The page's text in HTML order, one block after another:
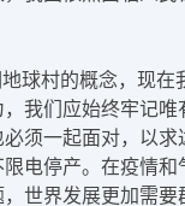
球村的概念，现
我们应始终牢记
须一起面对，以
电停产。在疫情
世界发展更加需要